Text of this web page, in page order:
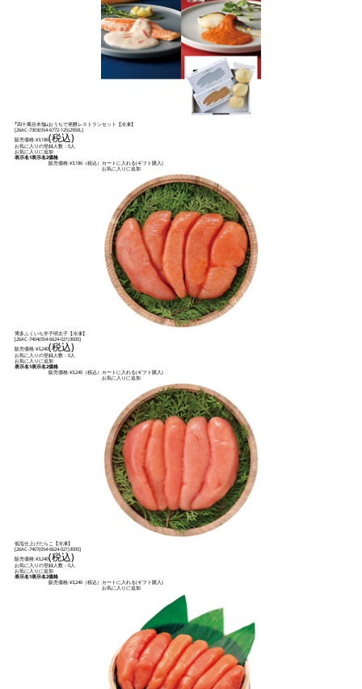
｢四十萬谷本舗｣おうちで発酵レストランセット【冷凍】
[26AC-7303(054-6772-125)2950L]
販売価格:¥3,186(税込)
お気に入りの登録人数：0人
お気に入りに追加
表示名1表示名2価格
販売価格:¥3,186（税込） カートに入れる(ギフト購入)
お気に入りに追加
博多ふくいち辛子明太子【冷凍】
[26AC-7404(054-6624-021)3000]
販売価格:¥3,240(税込)
お気に入りの登録人数：0人
お気に入りに追加
表示名1表示名2価格
販売価格:¥3,240（税込） カートに入れる(ギフト購入)
お気に入りに追加
低塩仕上げたらこ【冷凍】
[26AC-7407(054-6624-021)3000]
販売価格:¥3,240(税込)
お気に入りの登録人数：0人
お気に入りに追加
表示名1表示名2価格
販売価格:¥3,240（税込） カートに入れる(ギフト購入)
お気に入りに追加